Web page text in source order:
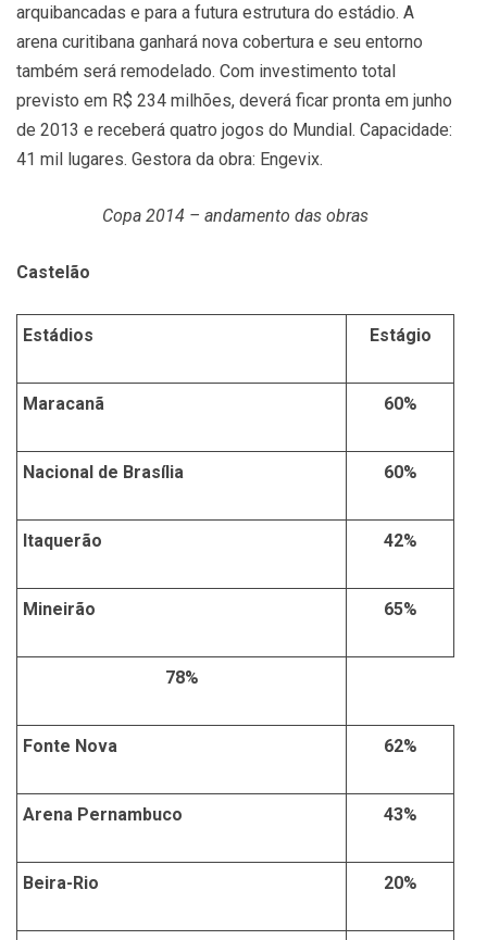
arquibancadas e para a futura estrutura do estádio. A
arena curitibana ganhará nova cobertura e seu entorno
também será remodelado. Com investimento total
previsto em R$ 234 milhões, deverá ficar pronta em junho
de 2013 e receberá quatro jogos do Mundial. Capacidade:
41 mil lugares. Gestora da obra: Engevix.
Copa 2014 – andamento das obras
Castelão
Estádios Estágio
Maracanã 60%
Nacional de Brasília 60%
Itaquerão 42%
Mineirão 65%
78%
Fonte Nova 62%
Arena Pernambuco 43%
Beira-Rio 20%